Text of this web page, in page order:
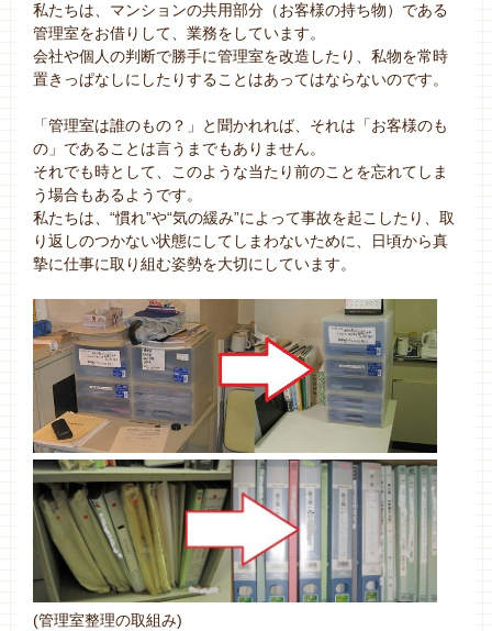
私たちは、マンションの共用部分（お客様の持ち物）である
管理室をお借りして、業務をしています。
会社や個人の判断で勝手に管理室を改造したり、私物を常時
置きっぱなしにしたりすることはあってはならないのです。
「管理室は誰のもの？」と聞かれれば、それは「お客様のも
の」であることは言うまでもありません。
それでも時として、このような当たり前のことを忘れてしま
う場合もあるようです。
私たちは、“慣れ”や“気の緩み”によって事故を起こしたり、取
り返しのつかない状態にしてしまわないために、日頃から真
摯に仕事に取り組む姿勢を大切にしています。
(管理室整理の取組み)